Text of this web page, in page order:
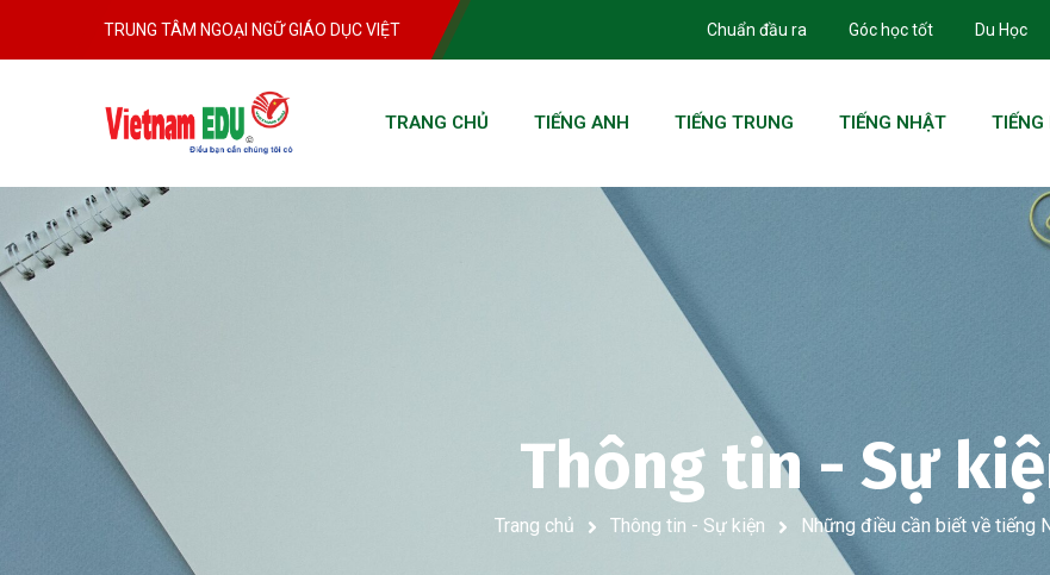
TRUNG TÂM NGOẠI NGỮ GIÁO DỤC VIỆT Chuẩn đầu ra Góc học tốt Du Học
TRANG CHỦ TIẾNG ANH TIẾNG TRUNG TIẾNG NHẬT TIẾNG
Thông tin - Sự
Trang chủ Thông tin - Sự kiện Những điều cần biết về tiếng